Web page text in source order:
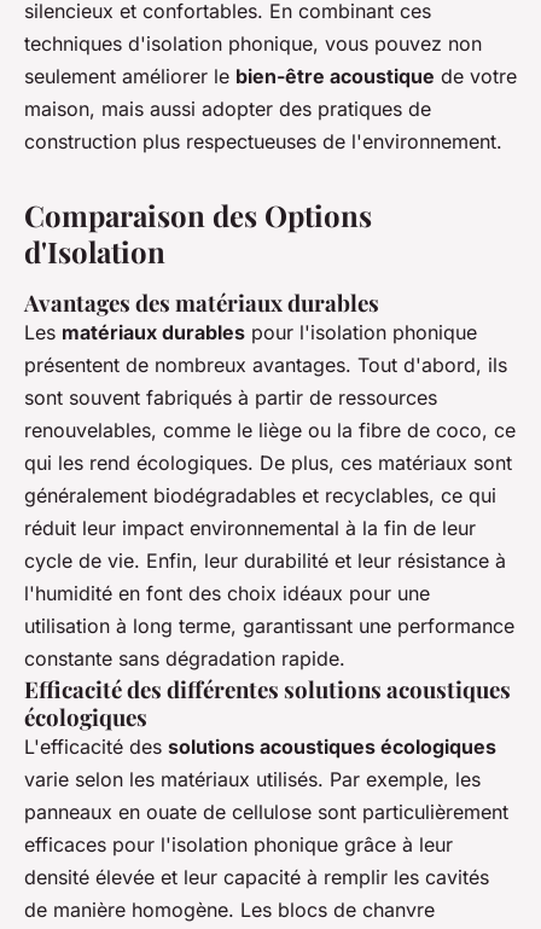
silencieux et confortables. En combinant ces
techniques d'isolation phonique, vous pouvez non
seulement améliorer le bien-être acoustique de votre
maison, mais aussi adopter des pratiques de
construction plus respectueuses de l'environnement.
Comparaison des Options
d'Isolation
Avantages des matériaux durables
Les matériaux durables pour l'isolation phonique
présentent de nombreux avantages. Tout d'abord, ils
sont souvent fabriqués à partir de ressources
renouvelables, comme le liège ou la fibre de coco, ce
qui les rend écologiques. De plus, ces matériaux sont
généralement biodégradables et recyclables, ce qui
réduit leur impact environnemental à la fin de leur
cycle de vie. Enfin, leur durabilité et leur résistance à
l'humidité en font des choix idéaux pour une
utilisation à long terme, garantissant une performance
constante sans dégradation rapide.
Efficacité des différentes solutions acoustiques
écologiques
L'efficacité des solutions acoustiques écologiques
varie selon les matériaux utilisés. Par exemple, les
panneaux en ouate de cellulose sont particulièrement
efficaces pour l'isolation phonique grâce à leur
densité élevée et leur capacité à remplir les cavités
de manière homogène. Les blocs de chanvre